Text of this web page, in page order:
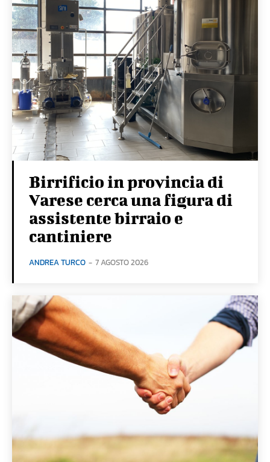
Birrificio in provincia di
Varese cerca una figura di
assistente birraio e
cantiniere
ANDREA TURCO - 7 AGOSTO 2026